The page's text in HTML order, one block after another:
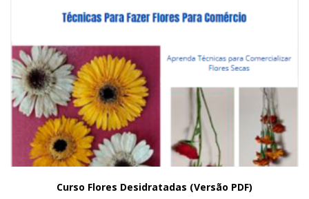
Curso Flores Desidratadas (Versão PDF)